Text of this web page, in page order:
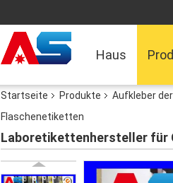
Haus
Startseite Produkte Aufkleber
Flaschenetiketten
Laboretikettenhersteller für